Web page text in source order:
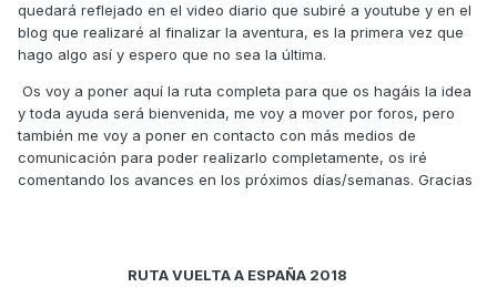
quedará reflejado en el video diario que subiré a youtube y en el
blog que realizaré al finalizar la aventura, es la primera vez que
hago algo así y espero que no sea la última.
Os voy a poner aquí la ruta completa para que os hagáis la idea
y toda ayuda será bienvenida, me voy a mover por foros, pero
también me voy a poner en contacto con más medios de
comunicación para poder realizarlo completamente, os iré
comentando los avances en los próximos días/semanas. Gracias
RUTA VUELTA A ESPAÑA 2018